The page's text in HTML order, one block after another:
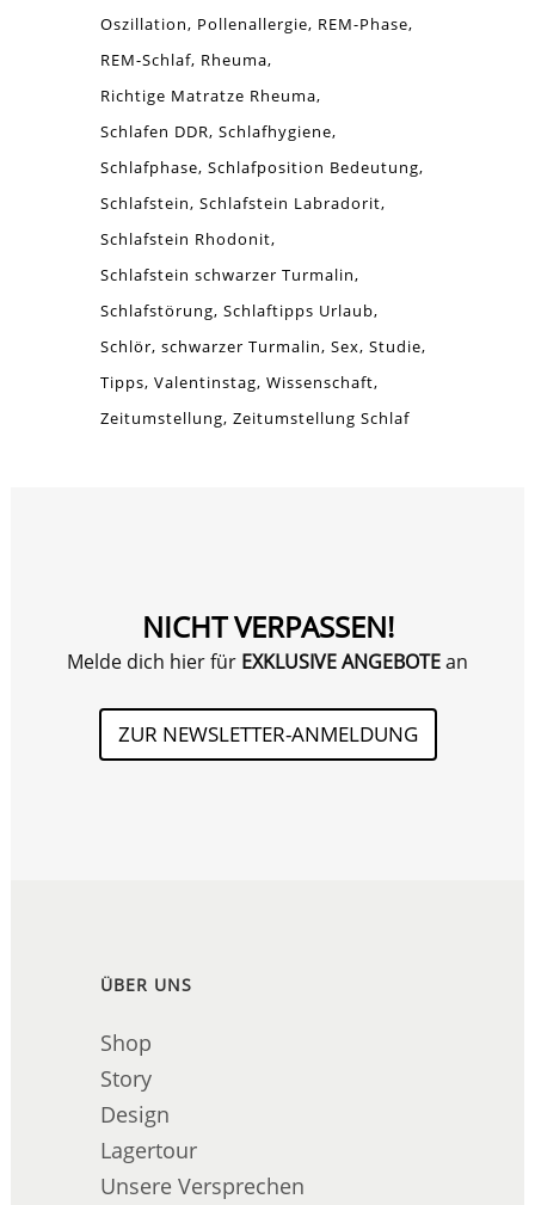
Oszillation
Pollenallergie REM-Phase
REM-Schlaf Rheuma
Richtige Matratze Rheuma
Schlafen DDR Schlafhygiene
Schlafphase Schlafposition Bedeutung
Schlafstein Schlafstein Labradorit
Schlafstein Rhodonit
Schlafstein schwarzer Turmalin
Schlafstörung Schlaftipps Urlaub
Schlör schwarzer Turmalin Sex Studie
Tipps Valentinstag Wissenschaft
Zeitumstellung Zeitumstellung Schlaf
NICHT VERPASSEN!
Melde dich hier für EXKLUSIVE ANGEBOTEan
ZUR NEWSLETTER-ANMELDUNG
ÜBER UNS
Shop
Story
Design
Lagertour
Unsere Versprechen